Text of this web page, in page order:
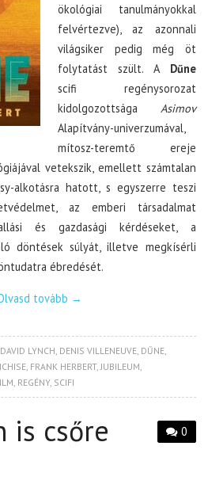
ökológiai tanulmányokkal
felvértezve), az azonnali
világsiker pedig még öt
folytatást szült. A Dűne
scifi regénysorozat
kidolgozottsága Asimov
Alapítvány-univerzumával,
mítosz-teremtő ereje
vetekszik, emellett számtalan
alkotásra hatott, s egyszerre teszi
az emberi társadalmat
és gazdasági kérdéseket, a
döntések súlyát, illetve megkísérli
ébredését.
tovább →
DAVID LYNCH DENIS VILLENEUVE DŰNE
FRANK HERBERT, JUBILEUM
REGÉNY, SCIFI
0
is csőre